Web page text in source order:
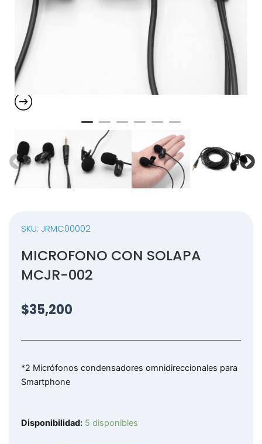
SKU: JRMC00002
MICROFONO CON SOLAPA
MCJR-002
$35,200
*2 Micrófonos condensadores omnidireccionales para
Smartphone
Disponibilidad: 5 disponibles
MICROFONO